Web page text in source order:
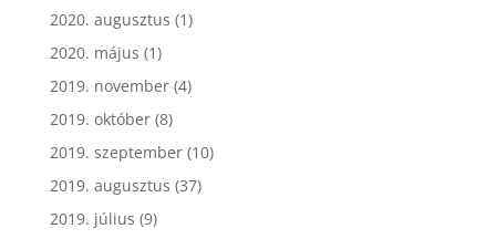
2020. augusztus (1)
2020. május (1)
2019. november(4)
2019. október(8)
2019. szeptember(10)
2019. augusztus (37)
2019. július (9)